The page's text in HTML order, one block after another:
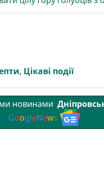
, Цікаві події
новинами
GoogleNews